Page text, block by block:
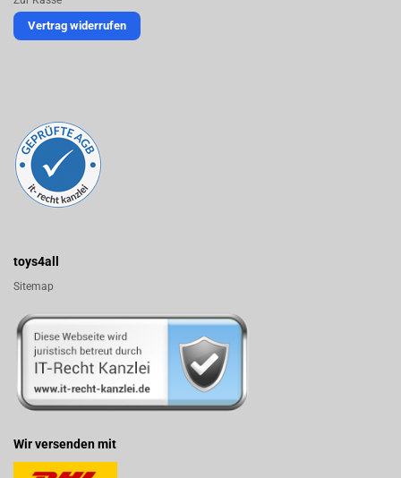
Vertrag widerrufen
toys4all
Sitemap
Wir versenden mit